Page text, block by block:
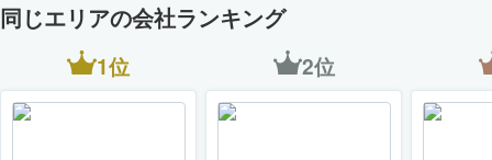
同じエリアの会社ランキング
1位 2位